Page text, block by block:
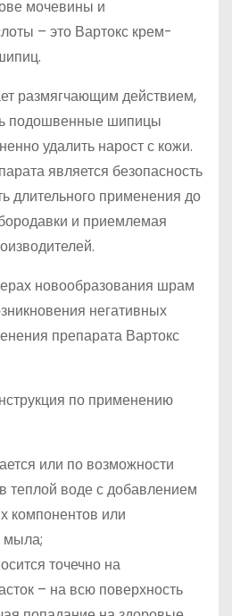
мочевины и
– это Вартокс крем-
размягчающим действием,
подошвенные шипицы
удалить нарост с кожи.
является безопасность
длительного применения до
и приемлемая
новообразования шрам
негативных
препарата Вартокс
по применению
или по возможности
теплой воде с добавлением
компонентов или
мыла;
точечно на
– на всю поверхность